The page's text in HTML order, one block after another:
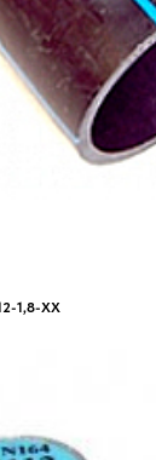
1,8-ХХ